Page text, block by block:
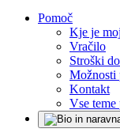
Pomoč
Kje je
Vračilo
Stroški
Možnosti
Kontakt
Vse teme